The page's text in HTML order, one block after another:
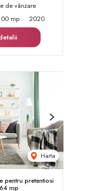
de vânzare
mp
2020
Harta
Next
pentru pretentiosi
mp